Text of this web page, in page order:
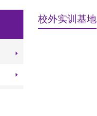
校外实训基地